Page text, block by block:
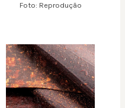
Foto: Reprodução